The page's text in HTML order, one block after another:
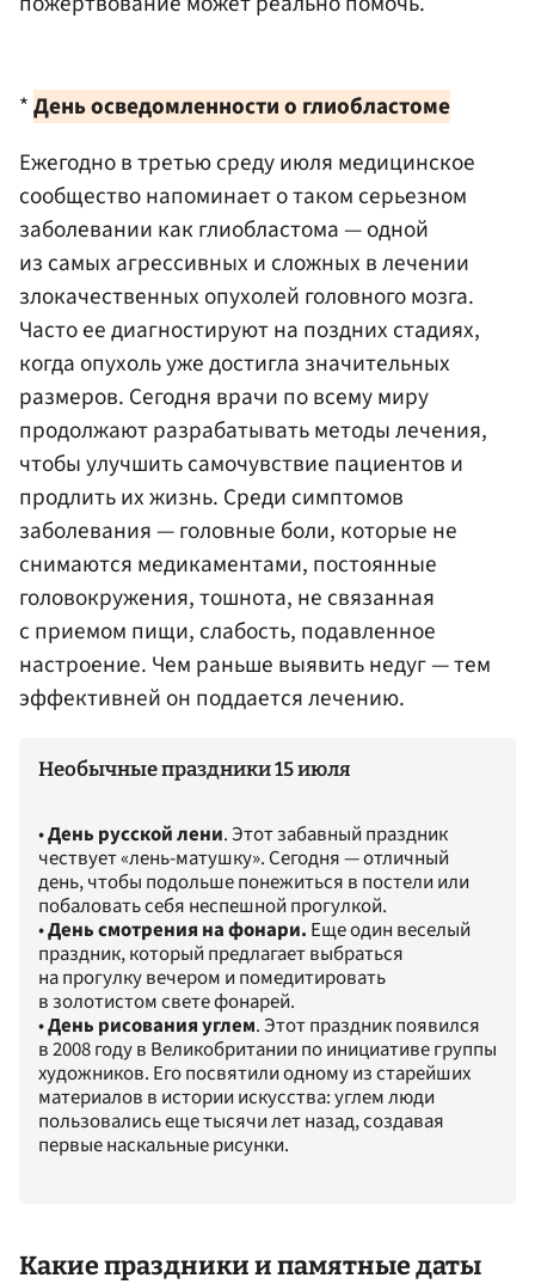
*День осведомленности о глиобластоме
Ежегодно в третью среду июля медицинское
сообщество напоминает о таком серьезном
заболевании как глиобластома — одной
из самых агрессивных и сложных в лечении
злокачественных опухолей головного мозга.
Часто ее диагностируют на поздних стадиях,
когда опухоль уже достигла значительных
размеров. Сегодня врачи по всему миру
продолжают разрабатывать методы лечения,
чтобы улучшить самочувствие пациентов и
продлить их жизнь. Среди симптомов
заболевания — головные боли, которые не
снимаются медикаментами, постоянные
головокружения, тошнота, не связанная
с приемом пищи, слабость, подавленное
настроение. Чем раньше выявить недуг — тем
эффективней он поддается лечению.
Необычные праздники 15 июля
•День русской лени. Этот забавный праздник
чествует «лень-матушку». Сегодня — отличный
день, чтобы подольше понежиться в постели или
побаловать себя неспешной прогулкой.
•День смотрения на фонари. Еще один веселый
праздник, который предлагает выбраться
на прогулку вечером и помедитировать
в золотистом свете фонарей.
•День рисования углем. Этот праздник появился
в 2008 году в Великобритании по инициативе группы
художников. Его посвятили одному из старейших
материалов в истории искусства: углем люди
пользовались еще тысячи лет назад, создавая
первые наскальные рисунки.
Какие праздники и памятные даты